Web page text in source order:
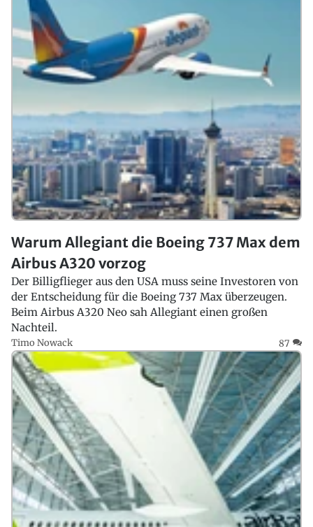
Warum Allegiant die Boeing 737 Max dem
Airbus A320 vorzog
Der Billigflieger aus den USA muss seine Investoren von
der Entscheidung für die Boeing 737 Max überzeugen.
Beim Airbus A320 Neo sah Allegiant einen großen
Nachteil.
Timo Nowack 87